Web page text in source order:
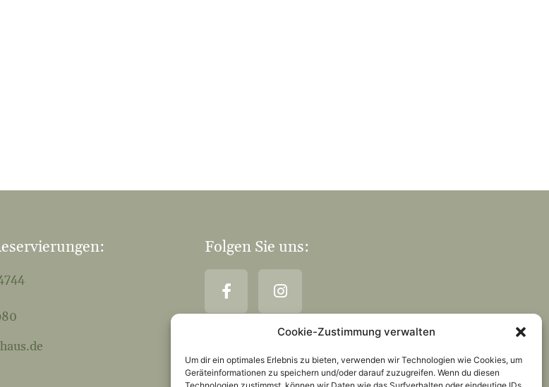
Cookie-Zustimmung verwalten
Um dir ein optimales Erlebnis zu bieten, verwenden wir Technologien wie Cookies, um
Geräteinformationen zu speichern und/oder darauf zuzugreifen. Wenn du diesen
Folgen Sie uns: